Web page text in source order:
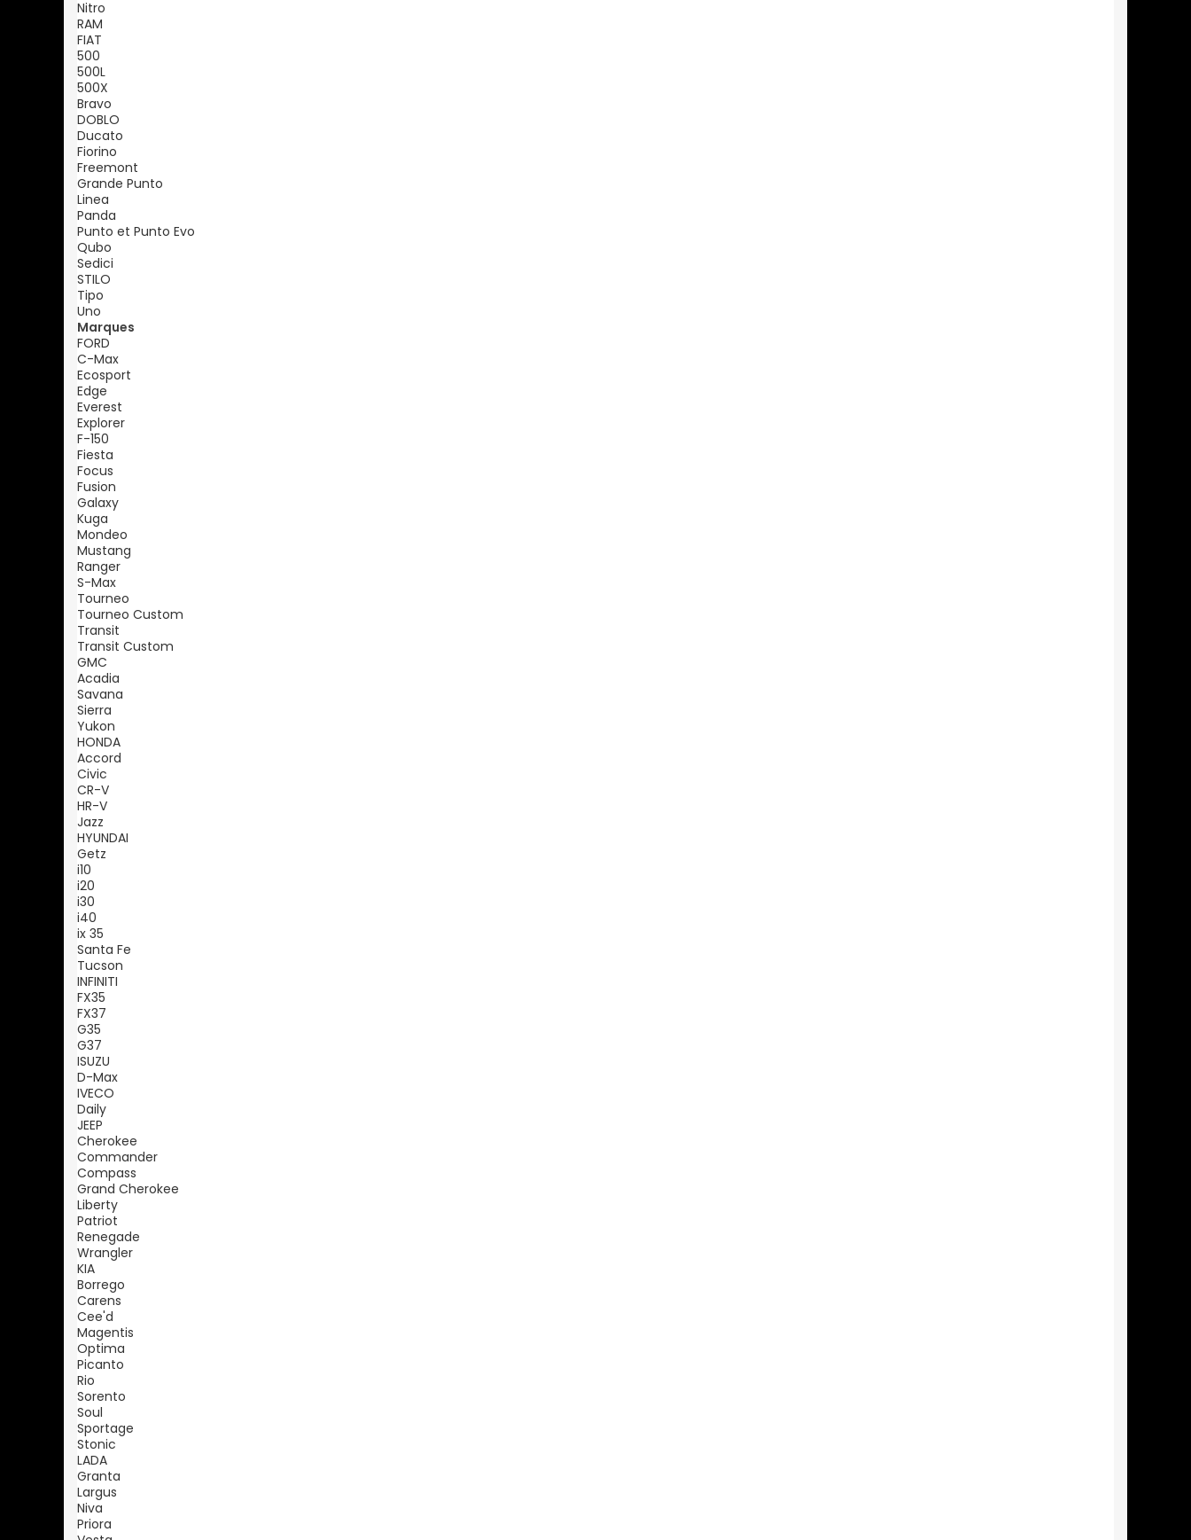
Nitro
RAM
FIAT
500
500L
500X
Bravo
DOBLO
Ducato
Fiorino
Freemont
Grande Punto
Linea
Panda
Punto et Punto Evo
Qubo
Sedici
STILO
Tipo
Uno
Marques
FORD
C-Max
Ecosport
Edge
Everest
Explorer
F-150
Fiesta
Focus
Fusion
Galaxy
Kuga
Mondeo
Mustang
Ranger
S-Max
Tourneo
Tourneo Custom
Transit
Transit Custom
GMC
Acadia
Savana
Sierra
Yukon
HONDA
Accord
Civic
CR-V
HR-V
Jazz
HYUNDAI
Getz
i10
i20
i30
i40
ix 35
Santa Fe
Tucson
INFINITI
FX35
FX37
G35
G37
ISUZU
D-Max
IVECO
Daily
JEEP
Cherokee
Commander
Compass
Grand Cherokee
Liberty
Patriot
Renegade
Wrangler
KIA
Borrego
Carens
Cee'd
Magentis
Optima
Picanto
Rio
Sorento
Soul
Sportage
Stonic
LADA
Granta
Largus
Niva
Priora